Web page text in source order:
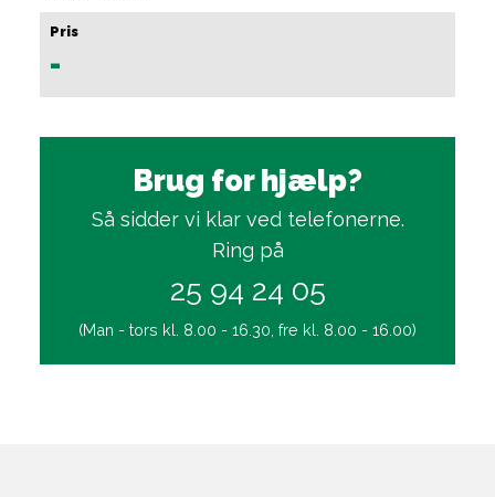
Pris
-
Brug for hjælp?
Så sidder vi klar ved telefonerne.
Ring på
25 94 24 05
(Man - tors kl. 8.00 - 16.30, fre kl. 8.00 - 16.00)